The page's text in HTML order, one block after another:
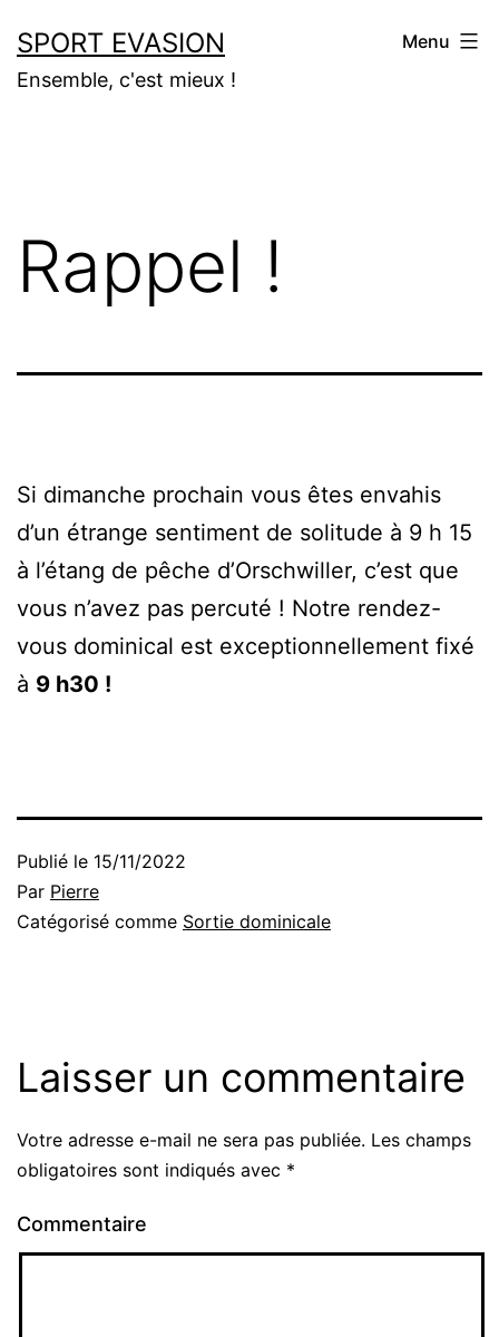
au
contenu
SPORT EVASION
Ensemble, c'est mieux !
Menu
Rappel !
Si dimanche prochain vous êtes envahis
d’un étrange sentiment de solitude à 9 h 15
à l’étang de pêche d’Orschwiller, c’est que
vous n’avez pas percuté ! Notre rendez-
vous dominical est exceptionnellement fixé
à 9 h30 !
Publié le 15/11/2022
Par Pierre
Catégorisé comme Sortie dominicale
Laisser un commentaire
Votre adresse e-mail ne sera pas publiée. Les champs
obligatoires sont indiqués avec *
Commentaire